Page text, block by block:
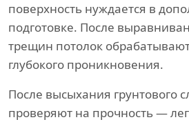
поверхность нуждается в
подготовке. После
трещин потолок
глубокого проникновения.
После высыхания грунтового
проверяют на прочность —